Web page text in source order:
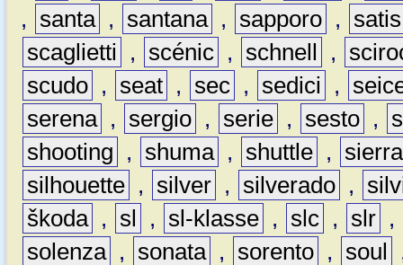
,
santa , santana , sapporo ,
satis
scaglietti
, scénic , schnell ,
scudo , seat , sec , sedici ,
serena , sergio , serie , sesto ,
shooting
, shuma , shuttle ,
sierra
silhouette , silver , silverado ,
škoda , sl , sl-klasse , slc , slr ,
solenza , sonata , sorento , soul